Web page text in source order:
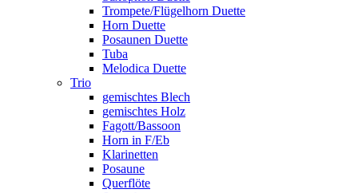
Trompete/Flügelhorn Duette
Horn Duette
Posaunen Duette
Tuba
Melodica Duette
Trio
gemischtes Blech
gemischtes Holz
Fagott/Bassoon
Horn in F/Eb
Klarinetten
Posaune
Querflöte